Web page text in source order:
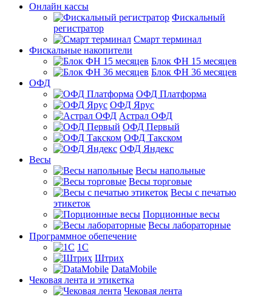
Онлайн кассы
Фискальный
регистратор
Смарт терминал
Фискальные накопители
Блок ФН 15 месяцев
Блок ФН 36 месяцев
ОФД
ОФД Платформа
ОФД Ярус
Астрал ОФД
ОФД Первый
ОФД Такском
ОФД Яндекс
Весы
Весы напольные
Весы торговые
Весы с печатью
этикеток
Порционные весы
Весы лабораторные
Программное обепечение
1С
Штрих
DataMobile
Чековая лента и этикетка
Чековая лента